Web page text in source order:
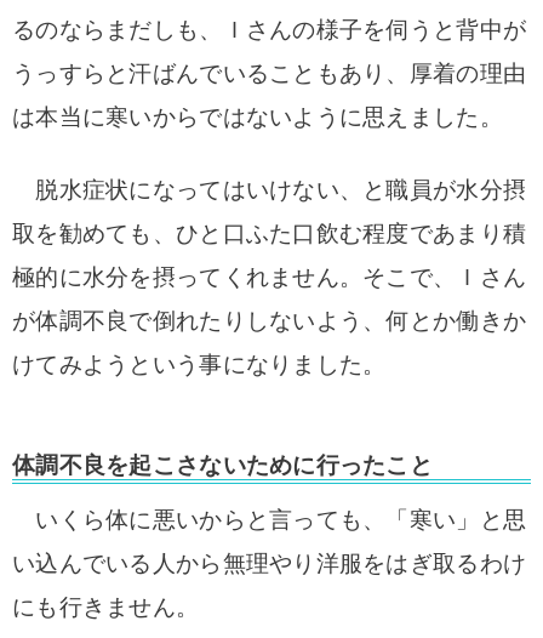
るのならまだしも、Ｉさんの様子を伺うと背中が
うっすらと汗ばんでいることもあり、厚着の理由
は本当に寒いからではないように思えました。
脱水症状になってはいけない、と職員が水分摂
取を勧めても、ひと口ふた口飲む程度であまり積
極的に水分を摂ってくれません。 そこで、Ｉさん
が体調不良で倒れたりしないよう、何とか働きか
けてみようという事になりました。
体調不良を起こさないために行ったこと
いくら体に悪いからと言っても、「寒い」と思
い込んでいる人から無理やり洋服をはぎ取るわけ
にも行きません。